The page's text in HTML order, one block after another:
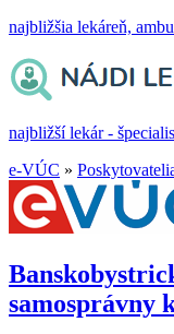
najbližšia lekáreň,
najbližší lekár -
e-VÚC »
samosprávny